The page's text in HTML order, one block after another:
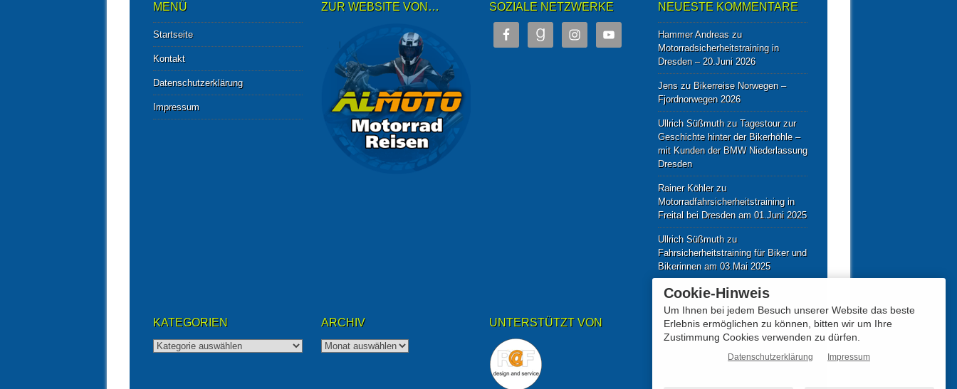
MENÜ
Startseite
Kontakt
Datenschutzerklärung
Impressum
ZUR WEBSITE VON… SOZIALE NETZWERKE NEUESTE KOMMENTARE
Hammer Andreaszu
Motorradsicherheitstraining in
Dresden – 20.Juni 2026
Jenszu Bikerreise Norwegen –
Fjordnorwegen 2026
Ullrich Süßmuthzu Tagestour zur
Geschichte hinter der Bikerhöhle –
mit Kunden der BMW Niederlassung
Dresden
Rainer Köhlerzu
Motorradfahrsicherheitstraining in
Freital bei Dresden am 01.Juni 2025
Ullrich Süßmuthzu
Fahrsicherheitstraining für Biker und
Bikerinnen am 03.Mai 2025
KATEGORIEN
Kategorien
ARCHIV
Archiv
UNTERSTÜTZT VON
Cookie-Hinweis
Um Ihnen bei jedem Besuch unserer Website das beste
Erlebnis ermöglichen zu können, bitten wir um Ihre
Zustimmung Cookies verwenden zu dürfen.
Datenschutzerklärung Impressum